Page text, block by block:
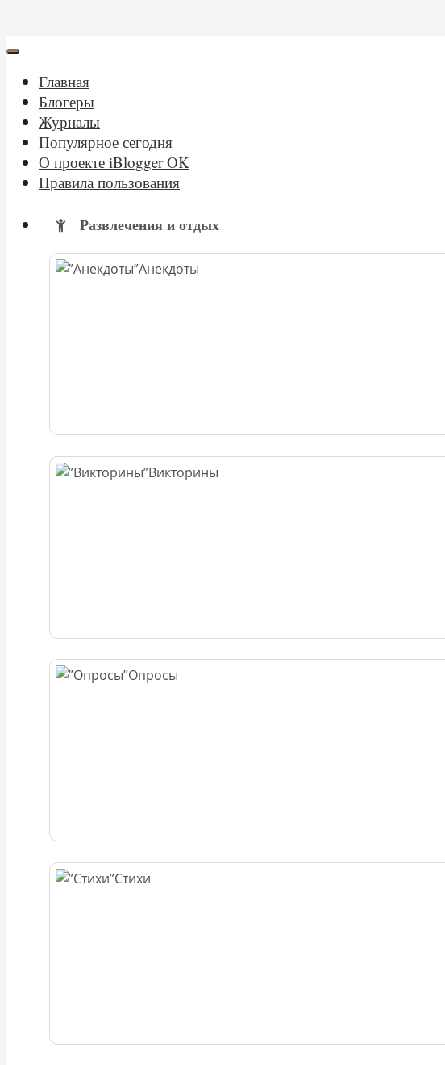
Главная
Блогеры
Журналы
Популярное сегодня
О проекте iBlogger OK
Правила пользования
Развлечения и отдых
Анекдоты
Викторины
Опросы
Стихи